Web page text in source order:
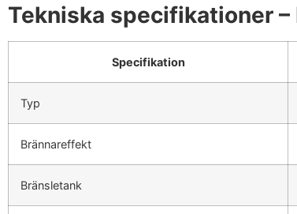
Tekniska specifikationer –
Specifikation
Typ
Brännareffekt
Bränsletank